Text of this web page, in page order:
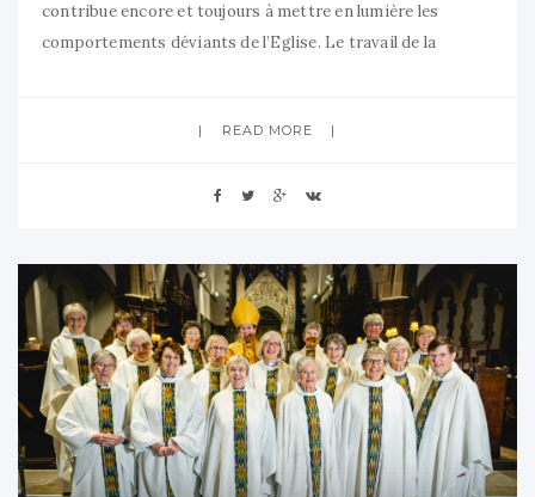
contribue encore et toujours à mettre en lumière les
comportements déviants de l’Eglise. Le travail de la
continents (Inde, AmériqueREAD MORE